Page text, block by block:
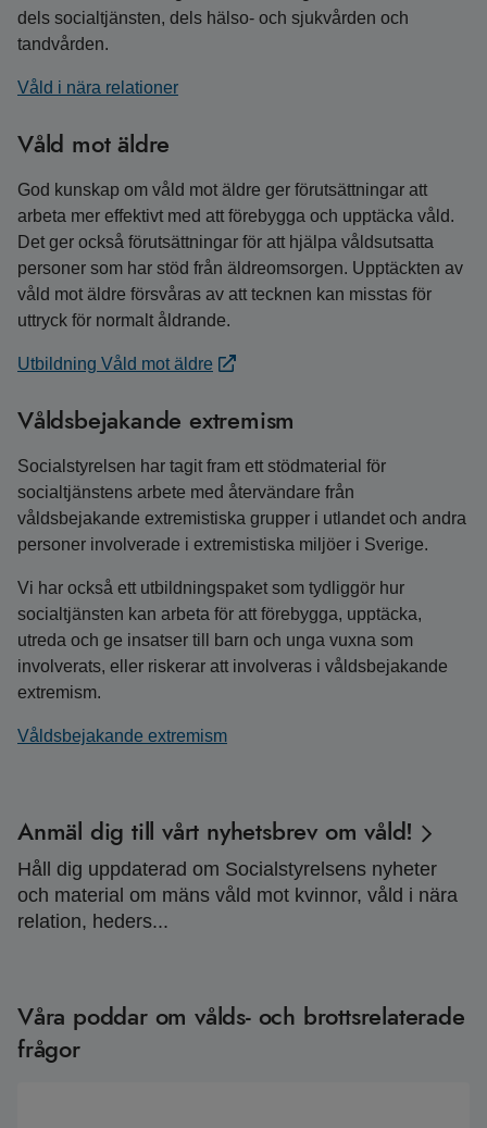
dels socialtjänsten, dels hälso- och sjukvården och
tandvården.
Våld i nära relationer
Våld mot äldre
God kunskap om våld mot äldre ger förutsättningar att
arbeta mer effektivt med att förebygga och upptäcka våld.
Det ger också förutsättningar för att hjälpa våldsutsatta
personer som har stöd från äldreomsorgen. Upptäckten av
våld mot äldre försvåras av att tecknen kan misstas för
uttryck för normalt åldrande.
Utbildning Våld mot äldre
Våldsbejakande extremism
Socialstyrelsen har tagit fram ett stödmaterial för
socialtjänstens arbete med återvändare från
våldsbejakande extremistiska grupper i utlandet och andra
personer involverade i extremistiska miljöer i Sverige.
Vi har också ett utbildningspaket som tydliggör hur
socialtjänsten kan arbeta för att förebygga, upptäcka,
utreda och ge insatser till barn och unga vuxna som
involverats, eller riskerar att involveras i våldsbejakande
extremism.
Våldsbejakande extremism
Anmäl dig till vårt nyhetsbrev om våld!
Håll dig uppdaterad om Socialstyrelsens nyheter
och material om mäns våld mot kvinnor, våld i nära
relation, heders...
Våra poddar om vålds- och brottsrelaterade
frågor